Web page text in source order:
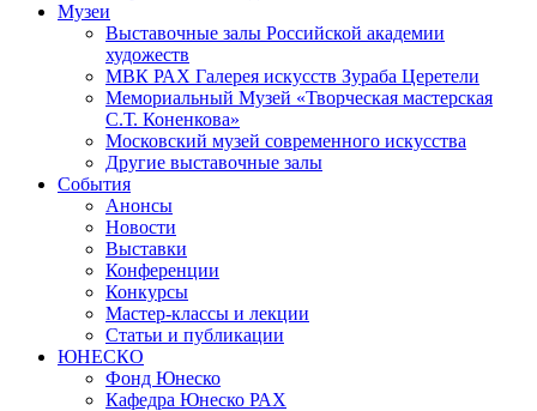
Музеи
Выставочные залы Российской академии
художеств
МВК РАХ Галерея искусств Зураба Церетели
Мемориальный Музей «Творческая мастерская
С.Т. Коненкова»
Московский музей современного искусства
Другие выставочные залы
События
Анонсы
Новости
Выставки
Конференции
Конкурсы
Мастер-классы и лекции
Статьи и публикации
ЮНЕСКО
Фонд Юнеско
Кафедра Юнеско РАХ